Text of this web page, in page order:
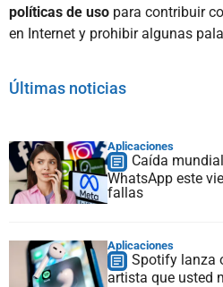
políticas de uso para contribuir
en Internet y prohibir algunas
Últimas noticias
Aplicaciones
Caída
WhatsApp este
fallas
Aplicaciones
Spotify lanza
artista que usted